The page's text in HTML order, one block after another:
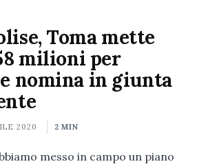
Toma mette
milioni per
nomina in giunta
2020 2 MIN
messo in campo un piano